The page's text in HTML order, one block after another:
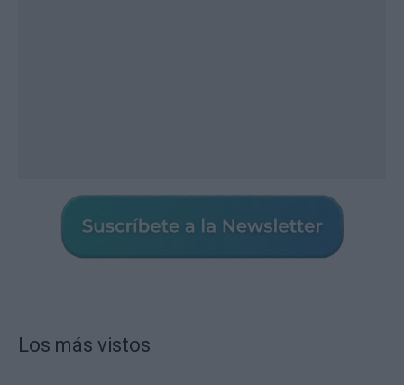
Los más vistos